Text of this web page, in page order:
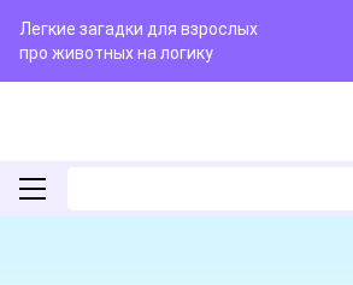
Легкие загадки для взрослых
про животных на логику